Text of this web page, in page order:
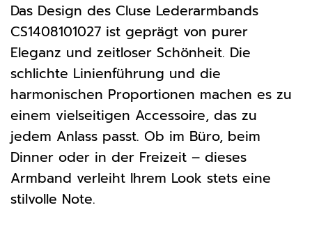
Das Design des Cluse Lederarmbands
CS1408101027 ist geprägt von purer
Eleganz und zeitloser Schönheit. Die
schlichte Linienführung und die
harmonischen Proportionen machen es zu
einem vielseitigen Accessoire, das zu
jedem Anlass passt. Ob im Büro, beim
Dinner oder in der Freizeit – dieses
Armband verleiht Ihrem Look stets eine
stilvolle Note.